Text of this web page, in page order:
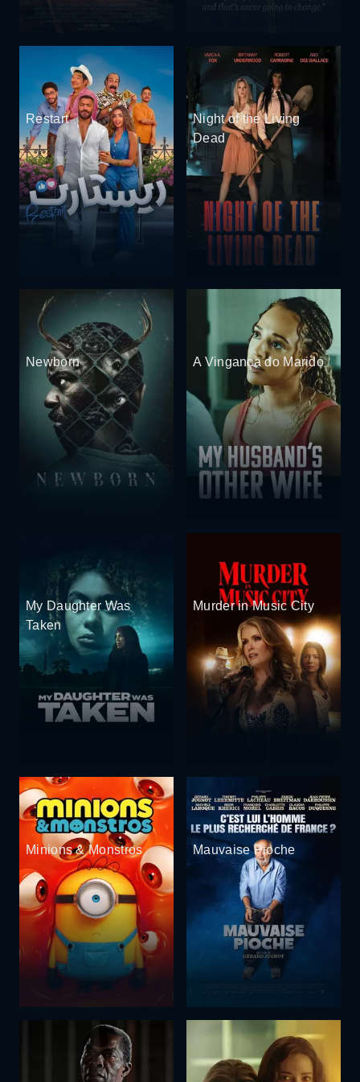
Restart
Night of the Living
Dead
Newborn A Vingança do Marido
My Daughter Was
Taken
Murder in Music City
Minions & Monstros Mauvaise Pioche